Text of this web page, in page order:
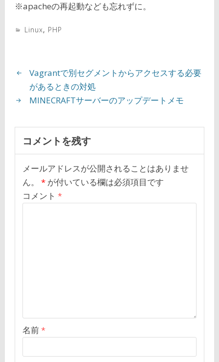
※apacheの再起動なども忘れずに。
Linux, PHP
Vagrantで別セグメントからアクセスする必要
があるときの対処
MINECRAFTサーバーのアップデートメモ
コメントを残す
メールアドレスが公開されることはありませ
ん。
* が付いている欄は必須項目です
コメント *
名前*